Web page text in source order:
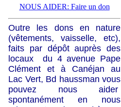
NOUS AIDER: Faire un don
Outre les dons en nature
(vêtements, vaisselle, etc),
faits par dépôt auprès des
locaux du 4 avenue Pape
Clément et à Canéjan au
Lac Vert, Bd haussman vous
pouvez nous aider
spontanément en nous